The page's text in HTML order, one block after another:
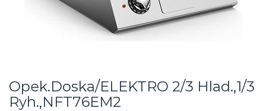
Opek.doska/ELEKTRO 2/3 Hlad.,1/3
Ryh.,NFT76EM2